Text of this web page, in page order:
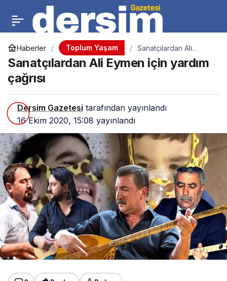
Haberler Toplum Yaşam
Sanatçılardan Ali
Eymen için yardım
çağrısı
Sanatçılardan Ali Eymen için yardım
çağrısı
Dersim Gazetesi tarafından yayınlandı
16 Ekim 2020, 15:08 yayınlandı